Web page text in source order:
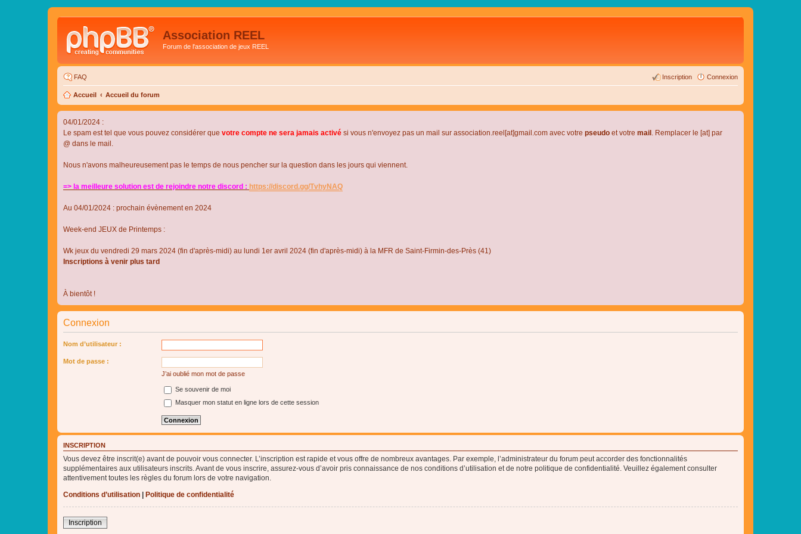
Association REEL
Forum de l'association de jeux REEL
FAQ Connexion
Inscription
Accueil Accueil du forum
04/01/2024 :
Le spam est tel que vous pouvez considérer que votre compte ne sera jamais activé si vous n'envoyez pas un mail sur association.reel[at]gmail.com avec votre pseudo et votre mail . Remplacer le [at] par
@ dans le mail.
Nous n'avons malheureusement pas le temps de nous pencher sur la question dans les jours qui viennent.
=> la meilleure solution est de rejoindre notre discord : https://discord.gg/TvhyNAQ
Au 04/01/2024 : prochain évènement en 2024
Week-end JEUX de Printemps :
Wk jeux du vendredi 29 mars 2024 (fin d'après-midi) au lundi 1er avril 2024 (fin d'après-midi) à la MFR de Saint-Firmin-des-Près (41)
Inscriptions à venir plus tard
À bientôt !
Connexion
Nom d’utilisateur :
Mot de passe :
J’ai oublié mon mot de passe
Se souvenir de moi
Masquer mon statut en ligne lors de cette session
INSCRIPTION
Vous devez être inscrit(e) avant de pouvoir vous connecter. L’inscription est rapide et vous offre de nombreux avantages. Par exemple, l’administrateur du forum peut accorder des fonctionnalités
supplémentaires aux utilisateurs inscrits. Avant de vous inscrire, assurez-vous d’avoir pris connaissance de nos conditions d’utilisation et de notre politique de confidentialité. Veuillez également consulter
attentivement toutes les règles du forum lors de votre navigation.
Conditions d’utilisation
Politique de confidentialité
Inscription